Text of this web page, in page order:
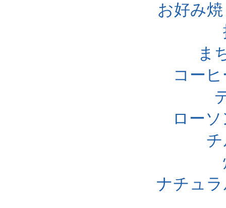
お好み
ま
コー
ロー
ナチュ